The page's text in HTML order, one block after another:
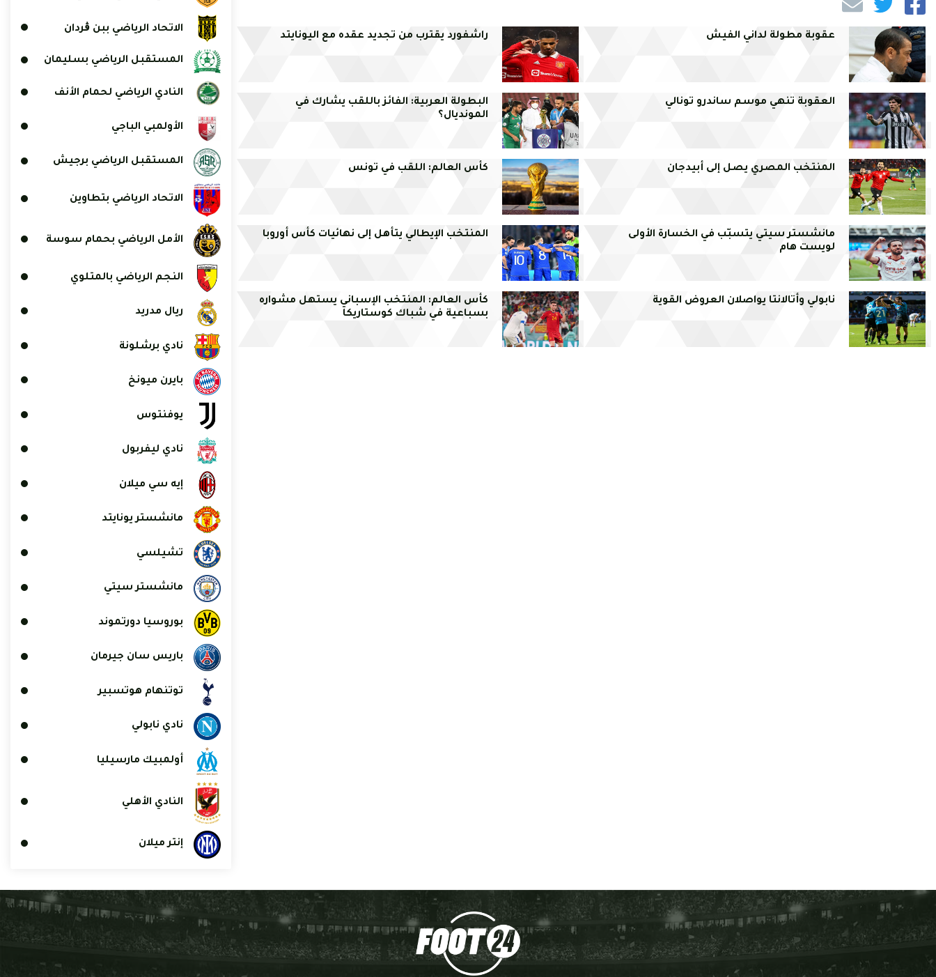
عقوبة مطولة لداني الفيش راشفورد يقترب من تجديد عقده مع اليونايتد
العقوبة تنهي موسم ساندرو تونالي
البطولة العربية: الفائز باللقب يشارك في
المونديال؟
المنتخب المصري يصل إلى أبيدجان كأس العالم: اللقب في تونس
مانشستر سيتي يتسبّب في الخسارة الأولى
لويست هام
المنتخب الإيطالي يتأهل إلى نهائيات كأس أوروبا
نابولي وأتالانتا يواصلان العروض القوية
كأس العالم: المنتخب الإسباني يستهل مشواره
بسباعية في شباك كوستاريكا
الاتحاد الرياضي ببن ڨردان
المستقبل الرياضي بسليمان
النادي الرياضي لحمام الأنف
الأولمبي الباجي
المستقبل الرياضي برجيش
الاتحاد الرياضي بتطاوين
الأمل الرياضي بحمام سوسة
النجم الرياضي بالمتلوي
ريال مدريد
نادي برشلونة
بايرن ميونخ
يوفنتوس
نادي ليفربول
إيه سي ميلان
مانشستر يونايتد
تشيلسي
مانشستر سيتي
بوروسيا دورتموند
باريس سان جيرمان
توتنهام هوتسبير
نادي نابولي
أولمبيك مارسيليا
النادي الأهلي
إنتر ميلان